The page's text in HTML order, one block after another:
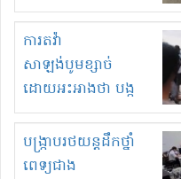
ម៉ូតូរបស់ខ្លួន ដាកផ្លាក
រត់ឌុបហើយ
ការតវ៉ា
សាឡង់បូមខ្សាច់
ដោយអះអាងថា បង្ក
បាក់ច្រាំងទន្លេ និង
រំខានទាំងយប់ទាំងថ្ងៃ
បង្ក្រាបរថយន្តដឹកថ្នាំ
ពេទ្យជាង